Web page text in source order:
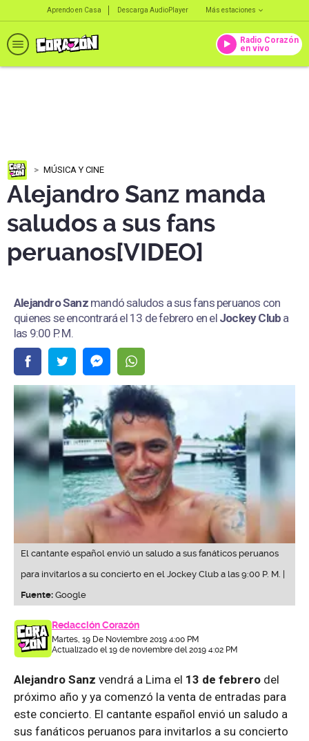
Aprendo en Casa Descarga AudioPlayer Más estaciones
Radio Corazón
en vivo
MÚSICA Y CINE
Alejandro Sanz manda
saludos a sus fans
peruanos[VIDEO]
Alejandro Sanzmandó saludos a sus fans peruanos con
quienes se encontrará el 13 de febrero en el Jockey Club a
las 9:00 P. M.
El cantante español envió un saludo a sus fanáticos peruanos
para invitarlos a su concierto en el Jockey Club a las 9:00 P. M. |
Fuente: Google
Redacción Corazón
Martes, 19 De Noviembre 2019 4:00 PM
Actualizado el 19 de noviembre del 2019 4:02 PM
Alejandro Sanz vendrá a Lima el 13 de febrero del
próximo año y ya comenzó la venta de entradas para
este concierto. El cantante español envió un saludo a
sus fanáticos peruanos para invitarlos a su concierto